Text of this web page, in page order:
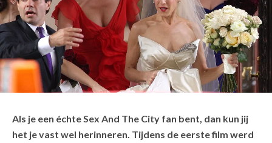
Als je een échte Sex And The City fan bent, dan kun jij
het je vast wel herinneren. Tijdens de eerste film werd